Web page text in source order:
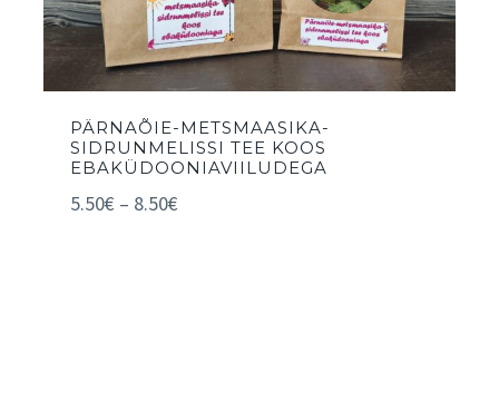
PÄRNAÕIE-METSMAASIKA-
SIDRUNMELISSI TEE KOOS
EBAKÜDOONIAVIILUDEGA
5.50€ – 8.50€